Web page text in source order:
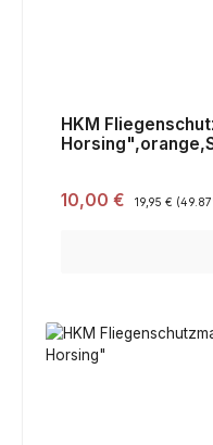
HKM
Verkaufspreis:
10,00 € Regulärer
19,95 €